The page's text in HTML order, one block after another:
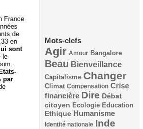
France
de
en
sont
le
par
Mots-clefs
Agir Amour Bangalore
Beau Bienveillance
Capitalisme Changer
Climat Compensation Crise
financière Dire Débat
citoyen Ecologie Education
Ethique Humanisme
Identité nationale Inde